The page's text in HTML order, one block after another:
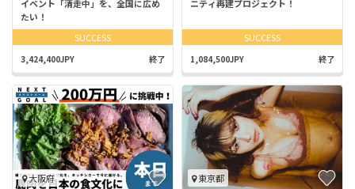
イベント「清走中」を、全国に広め
たい！
SUCCESS
3,424,400JPY 終了
ニティ再建プロジェクト！
SUCCESS
1,084,500JPY 終了
大阪府 東京都